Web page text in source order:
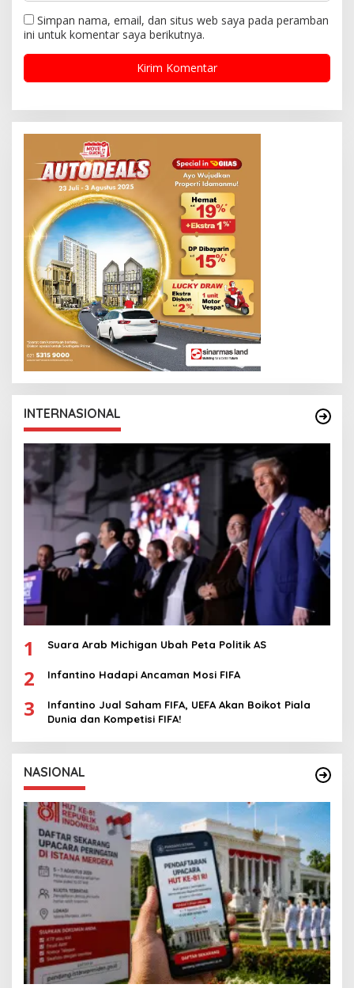
Simpan nama, email, dan situs web saya pada peramban
ini untuk komentar saya berikutnya.
INTERNASIONAL
1 Suara Arab Michigan Ubah Peta Politik AS
2 Infantino Hadapi Ancaman Mosi FIFA
3
Infantino Jual Saham FIFA, UEFA Akan Boikot Piala
Dunia dan Kompetisi FIFA!
NASIONAL